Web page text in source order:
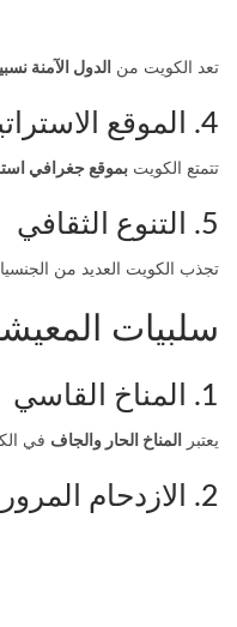
تعد الكويت من الدول الآمنة
4. الموقع الاستراتيجي
تتمتع الكويت بموقع جغرافي
5. التنوع الثقافي
تجذب الكويت العديد من
سلبيات
1. المناخ القاسي
يعتبر المناخ الحار والجاف في
2. الازدحام المروري